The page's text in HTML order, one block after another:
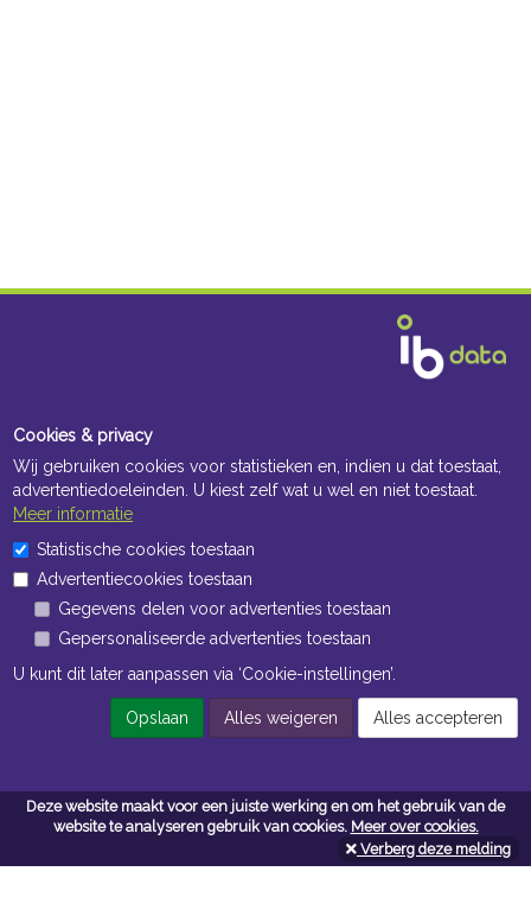
Deze website maakt voor een juiste werking en om het gebruik van de
website te analyseren gebruik van cookies. Meer over cookies.
Verberg deze melding
Openingstijden Kantoor
ma t/m vr 8:30 uur tot 17:00 uur
Openingstijden Magazijn
ma t/m vr 7:00 uur tot 16:30 uur
Algemene voorwaarden
Cookies & privacy
Wij gebruiken cookies voor statistieken en, indien u dat toestaat,
advertentiedoeleinden. U kiest zelf wat u wel en niet toestaat.
Meer informatie
Statistische cookies toestaan
Advertentiecookies toestaan
Gegevens delen voor advertenties toestaan
Gepersonaliseerde advertenties toestaan
U kunt dit later aanpassen via ‘Cookie-instellingen’.
Opslaan Alles weigeren Alles accepteren